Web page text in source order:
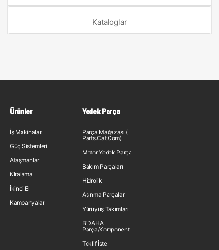
Kataloglar
Ürünler
İş Makinaları
Güç Sistemleri
Ataşmanlar
Kiralama
İkinci El
Kampanyalar
Yedek Parça
Parça Mağazası (
Parts.Cat.Com)
Motor Yedek Parça
Bakım Parçaları
Hidrolik
Aşınma Parçaları
Yürüyüş Takımları
B'DAHA
Parça/Komponent
Teklif İste